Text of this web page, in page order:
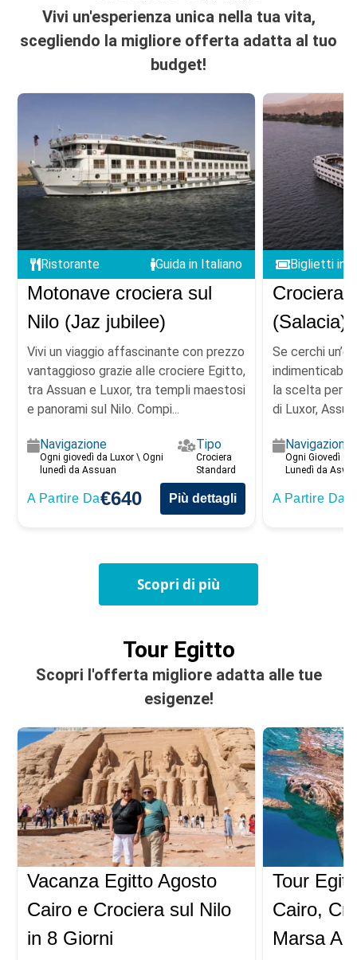
Vivi un'esperienza unica nella tua vita,
scegliendo la migliore offerta adatta al tuo
budget!
Ristorante Guida in Italiano
Motonave crociera sul
Nilo (Jaz jubilee)
Vivi un viaggio affascinante con prezzo
vantaggioso grazie alle crociere Egitto,
tra Assuan e Luxor, tra templi maestosi
e panorami sul Nilo. Compi...
Navigazione
Ogni giovedì da Luxor \ Ogni
lunedì da Assuan
Tipo
Crociera
Standard
A Partire Da€640 Più dettagli
Biglietti
Crociera
(Salacia)
Se cerchi
la scelta
di Luxor,
Navigazione
Ogni Giovedì da
Lunedì da
A Partire Da
Scopri di più
Tour Egitto
Scopri l'offerta migliore adatta alle tue
esigenze!
Vacanza Egitto Agosto
Cairo e Crociera sul Nilo
in 8 Giorni
Tour
Cairo,
Marsa